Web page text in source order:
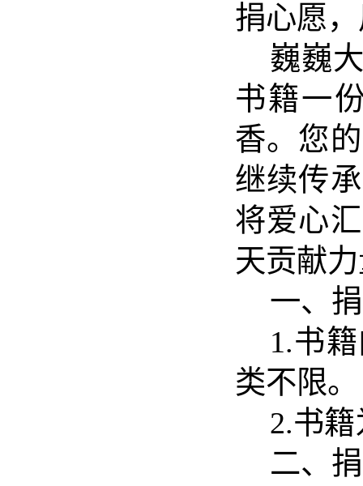
捐心愿
巍巍
书籍一
香。您
继续传
将爱心
天贡献
一、
1.书
类不限。
2.书
二、